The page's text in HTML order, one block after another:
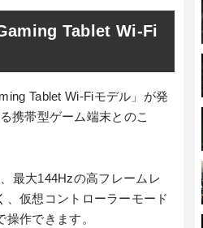
Tablet Wi-Fi
Tablet Wi-Fiモデル」が発
携帯型ゲーム端末とのこ
最大144Hzの高フレームレ
仮想コントローラーモード
作できます。